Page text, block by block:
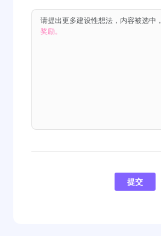
请提出更多建设性想法，内容被选中，
奖励。
提交